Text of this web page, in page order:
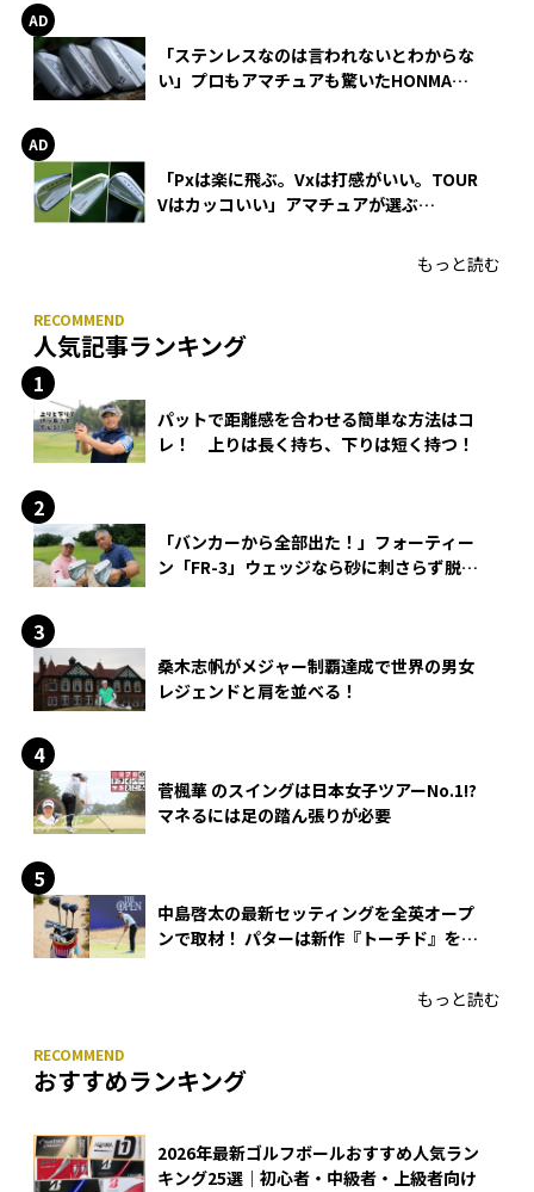
「ステンレスなのは言われないとわからな
い」プロもアマチュアも驚いたHONMA
「Pxは楽に飛ぶ。Vxは打感がいい。TOUR
Vはカッコいい」アマチュアが選ぶ
もっと読む
人気記事ランキング
パットで距離感を合わせる簡単な方法はコ
レ！ 上りは長く持ち、下りは短く持つ！
「バンカーから全部出た！」フォーティー
ン「FR-3」ウェッジなら砂に刺さらず脱出
桑木志帆がメジャー制覇達成で世界の男女
レジェンドと肩を並べる！
菅楓華 のスイングは日本女子ツアーNo.1!?
マネるには足の踏ん張りが必要
中島啓太の最新セッティングを全英オープ
ンで取材！ パターは新作『トーチド』を投
もっと読む
おすすめランキング
2026年最新ゴルフボールおすすめ人気ラン
キング25選｜初心者・中級者・上級者向け